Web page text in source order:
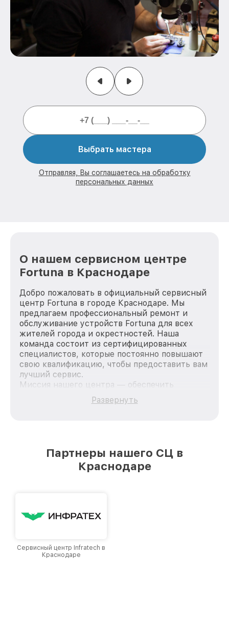
Выбрать мастера
Отправляя, Вы соглашаетесь на обработку
персональных данных
О нашем сервисном центре
Fortuna в Краснодаре
Добро пожаловать в официальный сервисный
центр Fortuna в городе Краснодаре. Мы
предлагаем профессиональный ремонт и
обслуживание устройств Fortuna для всех
жителей города и окрестностей. Наша
команда состоит из сертифицированных
специалистов, которые постоянно повышают
свою квалификацию, чтобы предоставить вам
лучший сервис.
Миссия нашего центра — обеспечить
качественный и доступный ремонт для
каждого пользователя продукции Fortuna, вне
лучшим сервисным центром Fortuna в городе
Краснодаре, постоянно повышая уровень
Развернуть
Партнеры нашего СЦ в
Краснодаре
Сервисный центр Infratech в
Краснодаре